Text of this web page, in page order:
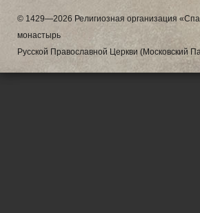
© 1429—2026 Религиозная организация
монастырь
Русской Православной Церкви (Московский